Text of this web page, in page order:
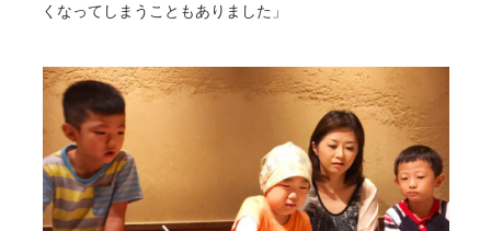
くなってしまうこともありました」